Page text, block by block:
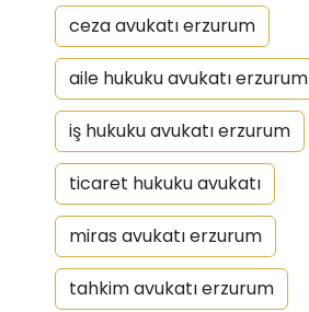
ceza avukatı erzurum
aile hukuku avukatı erzurum
iş hukuku avukatı erzurum
ticaret hukuku avukatı
miras avukatı erzurum
tahkim avukatı erzurum